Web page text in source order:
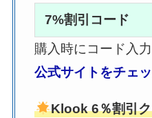
7%割引コード
購入時にコード入
公式サイトをチェ
Klook 6％割引